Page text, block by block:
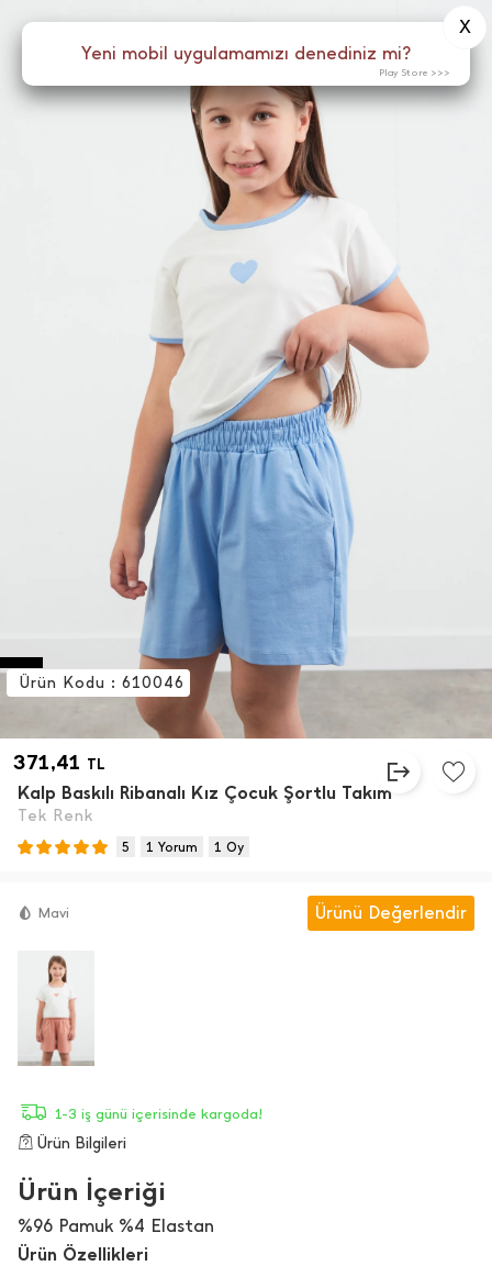
Menü
371,41 TL
Kalp Baskılı Ribanalı Kız Çocuk Şortlu Takım
Tek Renk
Ürün Kodu : 610046
5 1 Yorum 1 Oy
Mavi Ürünü Değerlendir
1-3 iş günü içerisinde kargoda!
Ürün Bilgileri
Ürün İçeriği
%96 Pamuk %4 Elastan
Ürün Özellikleri
Yeni mobil uygulamamızı denediniz mi?
X
Play Store >>>